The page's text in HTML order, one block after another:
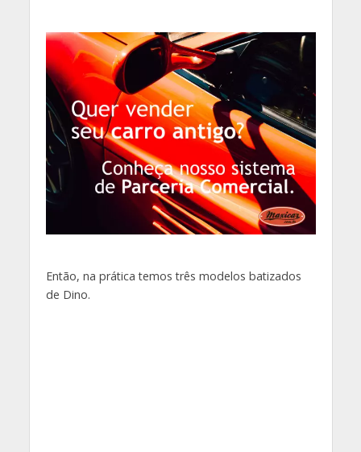
Então, na prática temos três modelos batizados
de Dino.